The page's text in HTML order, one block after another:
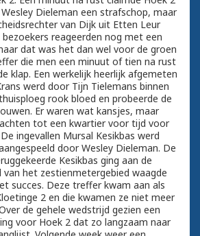
Dieleman een strafschop, maar
van Dijk uit Etten Leur
reageerden nog met een
dat was het dan wel voor de groen
die men een minuut of tien na rust
klap. Een werkelijk heerlijk afgemeten
werd door Tijn Tielemans binnen
rook bloed en probeerde de
Er waren wat kansjes, maar
tot een kwartier voor tijd voor
ingevallen Mursal Kesikbas werd
door Wesley Dieleman. De
Kesikbas ging aan de
van het zestienmetergebied waagde
succes. Deze treffer kwam aan als
2 en die kwamen ze niet meer
de gehele wedstrijd gezien een
voor Hoek 2 dat zo langzaam naar